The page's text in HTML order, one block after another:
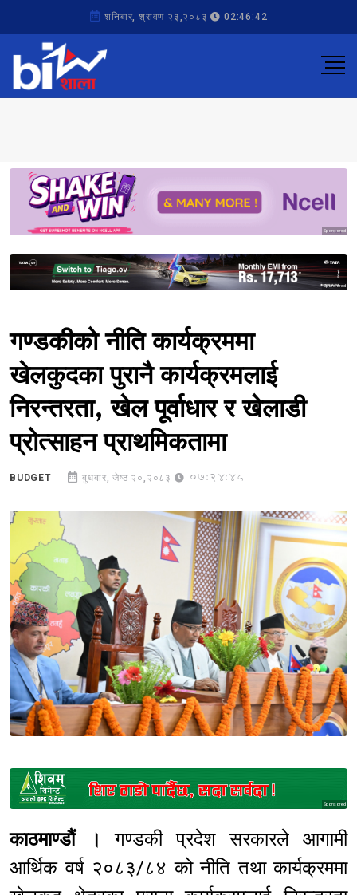
शनिबार, श्रावण २३,२०८३ 02:46:42
Sponsored
Sponsored
गण्डकीको नीति कार्यक्रममा
खेलकुदका पुरानै कार्यक्रमलाई
निरन्तरता, खेल पूर्वाधार र खेलाडी
प्रोत्साहन प्राथमिकतामा
BUDGET बुधबार, जेष्ठ २०,२०८३ 07:24:48
Sponsored
काठमाण्डौं ।
गण्डकी प्रदेश सरकारले आगामी
आर्थिक वर्ष २०८३/८४ को नीति तथा कार्यक्रममा